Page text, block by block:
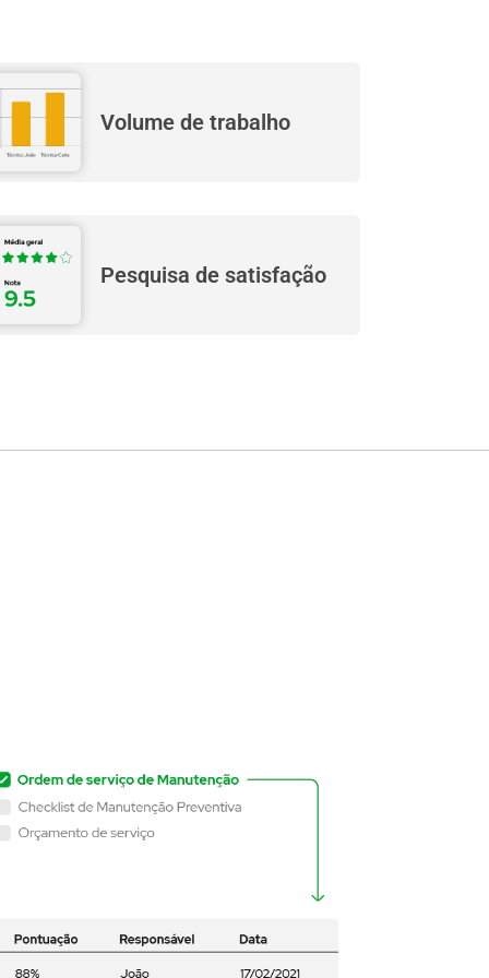
Volume de trabalho
Pesquisa de satisfação